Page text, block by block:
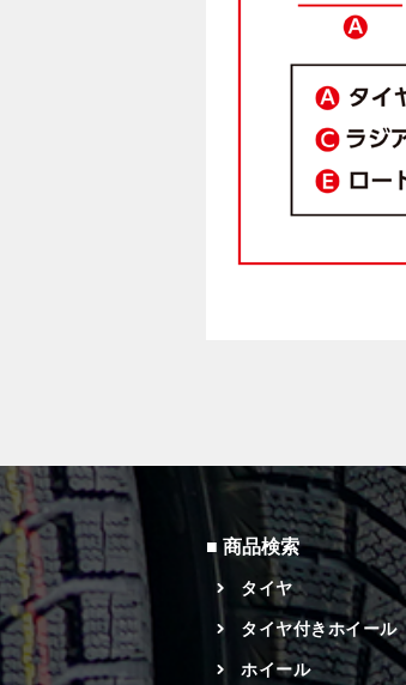
商品検索
タイヤ
タイヤ付きホイール
ホイール